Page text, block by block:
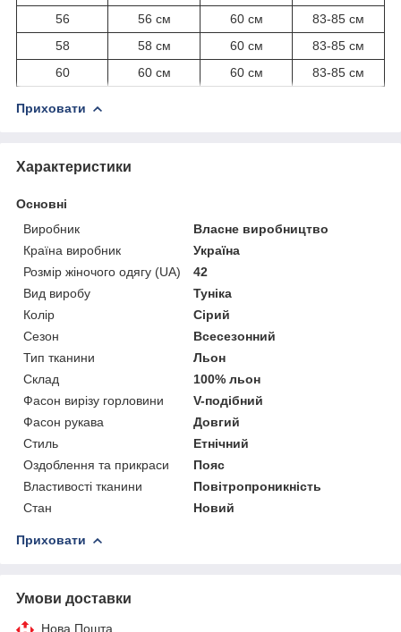
56 56 см 60 см
83-85 см
58
58 см 60 см
83-85 см
60
60 см 60 см 83-85 см
Приховати
Характеристики
Основні
Виробник
Власне виробництво
Країна виробник
Україна
Розмір жіночого одягу (UA)
42
Вид виробу
Туніка
Колір
Сірий
Сезон
Всесезонний
Тип тканини
Льон
Склад
100% льон
Фасон вирізу горловини
V-подібний
Фасон рукава
Довгий
Стиль
Етнічний
Оздоблення та прикраси
Пояс
Властивості тканини
Повітропроникність
Стан
Новий
Приховати
Умови доставки
Нова Пошта